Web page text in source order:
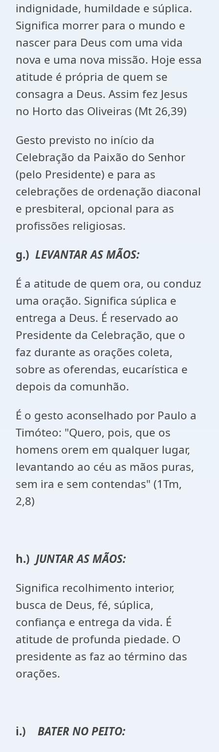
indignidade, humildade e súplica.
Significa morrer para o mundo e
nascer para Deus com uma vida
nova e uma nova missão. Hoje essa
atitude é própria de quem se
consagra a Deus. Assim fez Jesus
no Horto das Oliveiras (Mt 26,39)
Gesto previsto no início da
Celebração da Paixão do Senhor
(pelo Presidente) e para as
celebrações de ordenação diaconal
e presbiteral, opcional para as
profissões religiosas.
g.) LEVANTAR AS MÃOS:
É a atitude de quem ora, ou conduz
uma oração. Significa súplica e
entrega a Deus. É reservado ao
Presidente da Celebração, que o
faz durante as orações coleta,
sobre as oferendas, eucarística e
depois da comunhão.
É o gesto aconselhado por Paulo a
Timóteo: "Quero, pois, que os
homens orem em qualquer lugar,
levantando ao céu as mãos puras,
sem ira e sem contendas" (1Tm,
2,8)
h.) JUNTAR AS MÃOS:
Significa recolhimento interior,
busca de Deus, fé, súplica,
confiança e entrega da vida. É
atitude de profunda piedade. O
presidente as faz ao término das
orações.
i.) BATER NO PEITO: